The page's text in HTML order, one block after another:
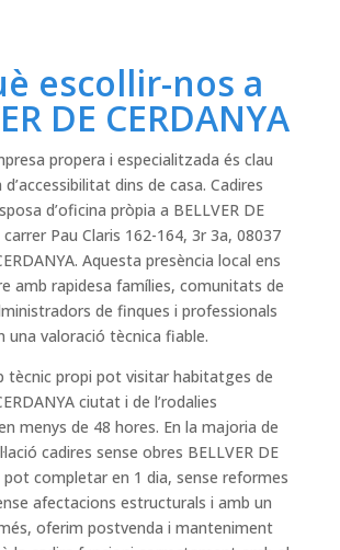
escollir-nos a
DE CERDANYA
propera i especialitzada és clau
dins de casa. Cadires
d’oficina pròpia a BELLVER DE
carrer Pau Claris 162-164, 3r 3a, 08037
Aquesta presència local ens
amb rapidesa famílies, comunitats de
de finques i professionals
una valoració tècnica fiable.
tècnic propi pot visitar habitatges de
ciutat i de l’rodalies
menys de 48 hores. En la majoria de
cadires sense obres BELLVER DE
pot completar en 1 dia, sense reformes
afectacions estructurals i amb un
oferim postvenda i manteniment